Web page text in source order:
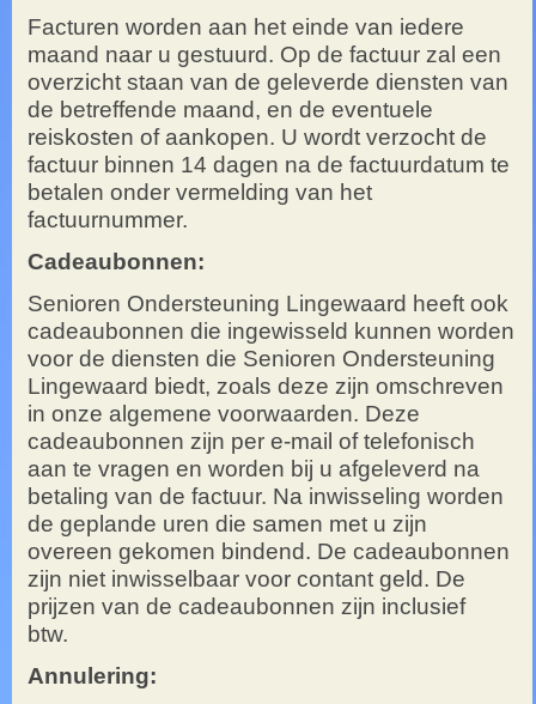
Facturen worden aan het einde van iedere
maand naar u gestuurd. Op de factuur zal een
overzicht staan van de geleverde diensten van
de betreffende maand, en de eventuele
reiskosten of aankopen. U wordt verzocht de
factuur binnen 14 dagen na de factuurdatum te
betalen onder vermelding van het
factuurnummer.
Cadeaubonnen:
Senioren Ondersteuning Lingewaard heeft ook
cadeaubonnen die ingewisseld kunnen worden
voor de diensten die Senioren Ondersteuning
Lingewaard biedt, zoals deze zijn omschreven
in onze algemene voorwaarden. Deze
cadeaubonnen zijn per e-mail of telefonisch
aan te vragen en worden bij u afgeleverd na
betaling van de factuur. Na inwisseling worden
de geplande uren die samen met u zijn
overeen gekomen bindend. De cadeaubonnen
zijn niet inwisselbaar voor contant geld. De
prijzen van de cadeaubonnen zijn inclusief
btw.
Annulering: